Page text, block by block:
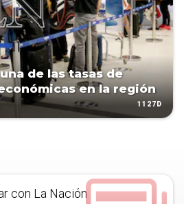
de las tasas de
en la región
1127D
con La Nación